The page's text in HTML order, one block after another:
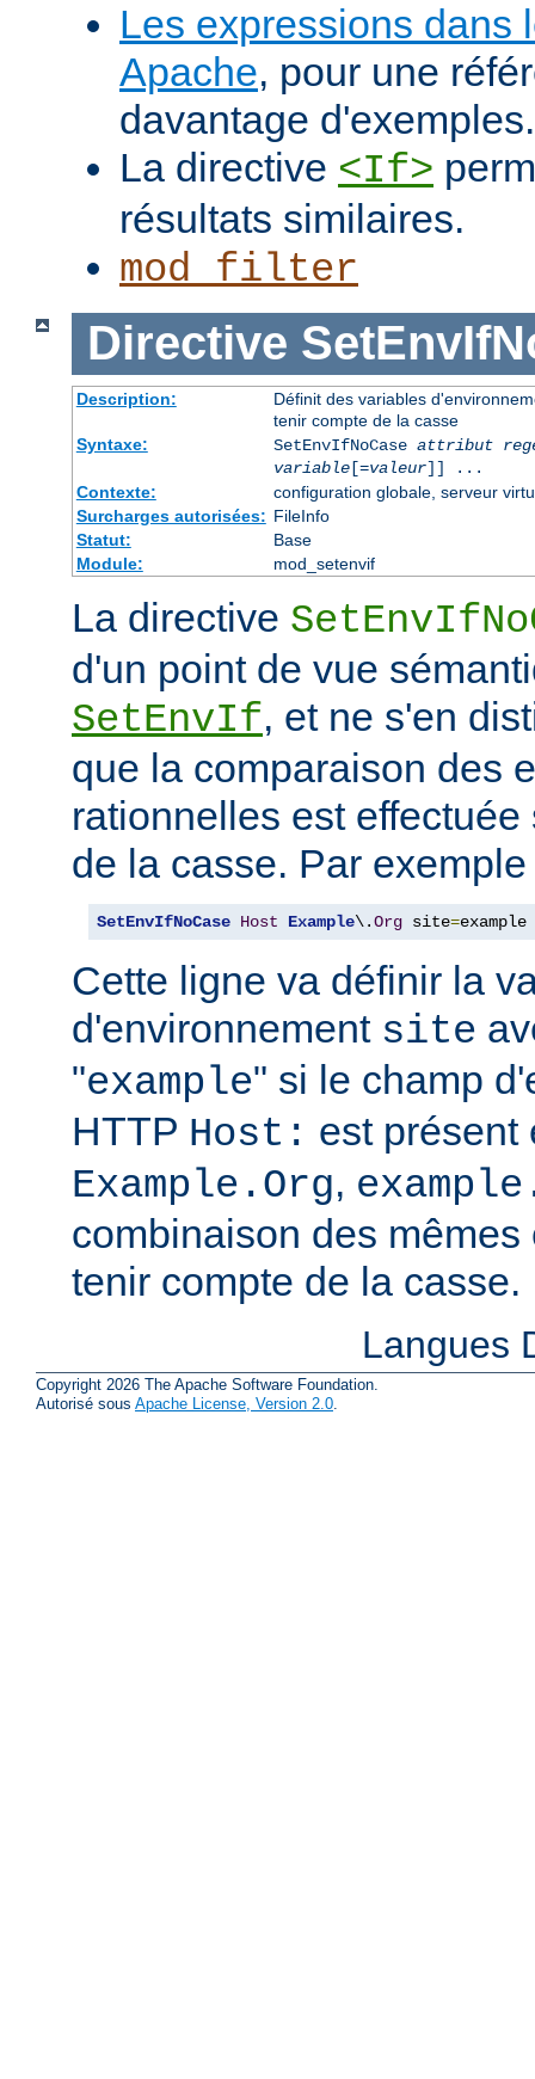
Les expressions dans
Apache, pour une
davantage d'exemples.
La directive <If>
résultats similaires.
mod_filter
Directive
Description:
Définit des variables
tenir compte de la casse
Syntaxe:
SetEnvIfNoCase attribut
variable[=valeur]] ...
Contexte:
configuration globale, serveur
Surcharges autorisées: FileInfo
Statut:
Base
Module:
mod_setenvif
La directive
d'un point de vue
SetEnvIf, et ne s'en
que la comparaison des
rationnelles est
de la casse. Par exemple
SetEnvIfNoCase Host Example\.Org site=example
Cette ligne va définir la
d'environnement site
"example" si le champ
HTTP Host: est présent
Example.Org,
combinaison des
tenir compte de la casse.
Langues
Copyright 2026 The Apache Software Foundation.
Autorisé sous Apache License, Version 2.0.